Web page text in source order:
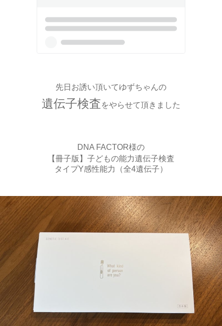
先日お誘い頂いてゆずちゃんの
遺伝子検査をやらせて頂きました
DNA FACTOR様の
【冊子版】子どもの能力遺伝子検査
タイプY感性能力（全4遺伝子）